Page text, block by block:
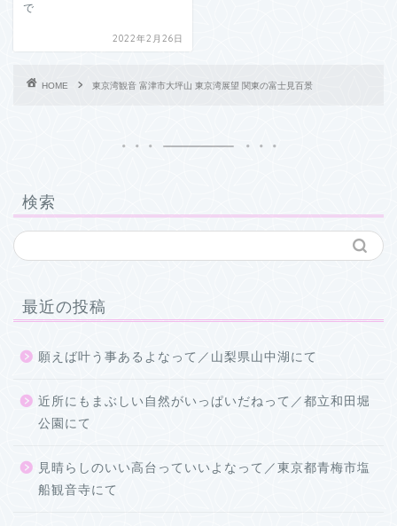
で
2022年2月26日
HOME 東京湾観音 富津市大坪山 東京湾展望 関東の富士見百景
検索
最近の投稿
願えば叶う事あるよなって／山梨県山中湖にて
近所にもまぶしい自然がいっぱいだねって／都立和田堀
公園にて
見晴らしのいい高台っていいよなって／東京都青梅市塩
船観音寺にて